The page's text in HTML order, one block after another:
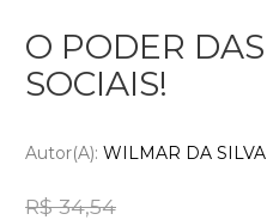
O PODER
SOCIAIS!
Autor(a): WILMAR DA
R$ 34,54